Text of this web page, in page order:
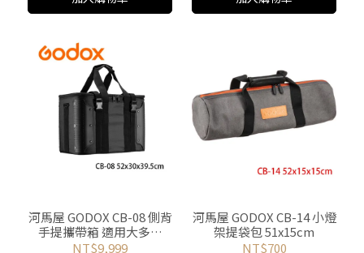
河馬屋 GODOX CB-08 側背
手提攜帶箱 適用大多數
COB LED攝影燈
NT$9,999
河馬屋 GODOX CB-14 小燈
架提袋包 51x15cm
NT$700